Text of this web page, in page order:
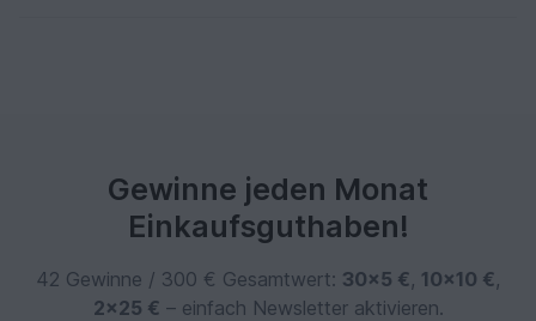
Gewinne jeden Monat
Einkaufsguthaben!
42 Gewinne / 300 € Gesamtwert: 30×5 €, 10×10 €,
2×25 € – einfach Newsletter aktivieren.